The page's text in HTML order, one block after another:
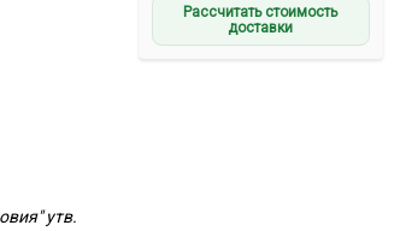
Рассчитать стоимость
доставки
утв.